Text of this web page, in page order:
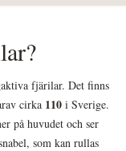
fjärilar. Det finns
cirka 110 i Sverige.
på huvudet och ser
som kan rullas